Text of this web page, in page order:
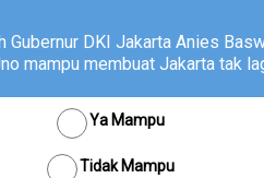
Gubernur DKI Jakarta Anies
mampu membuat Jakarta tak
Ya Mampu
Tidak Mampu